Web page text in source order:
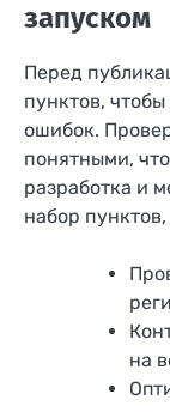
запуском
Перед
пунктов,
ошибок.
понятными,
разработка и
набор
на